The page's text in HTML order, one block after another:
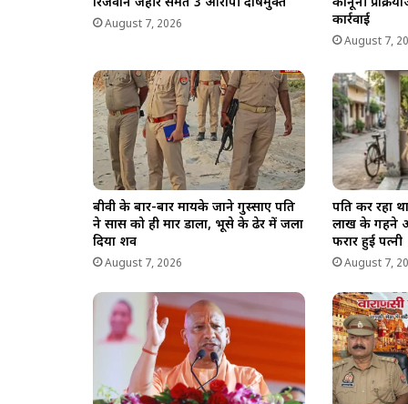
रिजवान जहीर समेत 3 आरोपी दोषमुक्त
August 7, 2026
कानूनी
कार्रवाई
August 7,
बीवी के बार-बार मायके जाने गुस्साए पति
ने सास को ही मार डाला, भूसे के ढेर में जला
दिया शव
August 7, 2026
पति कर रहा
लाख के गहने
फरार हुई पत्नी
August 7,